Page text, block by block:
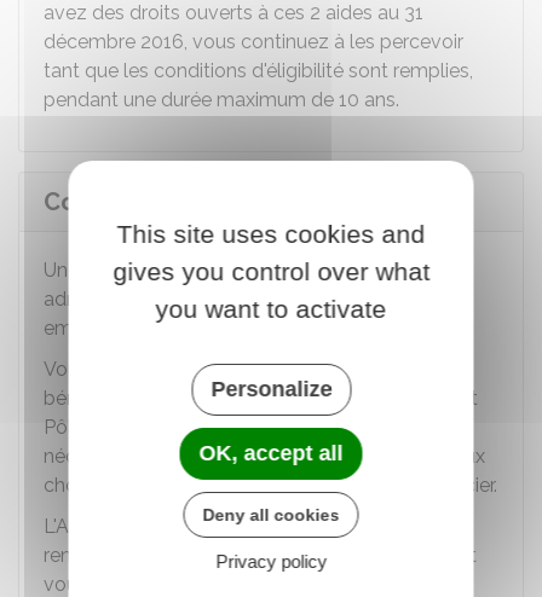
avez des droits ouverts à ces 2 aides au 31
décembre 2016, vous continuez à les percevoir
tant que les conditions d'éligibilité sont remplies,
pendant une durée maximum de 10 ans.
Comment demander l'ASS ?
Une demande d'admission à l'ASS vous est
adressée par France Travail (anciennement Pôle
emploi) à la fin de vos allocations chômage.
Vous n'avez aucune démarche à réaliser pour
bénéficier de l'ASS. France Travail (anciennement
Pôle emploi) adresse directement les imprimés
nécessaires à la constitution du dossier d'ASS aux
chômeurs en fin de droits qui peuvent en bénéficier.
L'ASS est attribuée par périodes de 6 mois
renouvelables. Une demande de renouvellement
vous est adressée par France Travail en fin de
This site uses cookies and
gives you control over what
you want to activate
Personalize
OK, accept all
Deny all cookies
Privacy policy